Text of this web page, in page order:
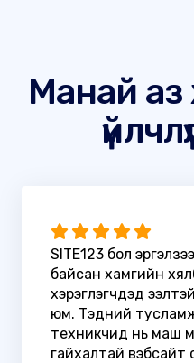
Манай
SITE123 бол
байсан хамгийн
хэрэглэгчдэд
юм. Тэдний
техникчид нь маш
гайхалтай вэбсайт